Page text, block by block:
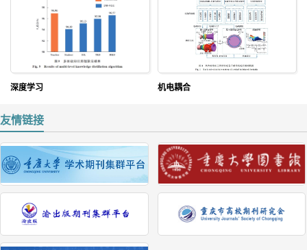
深度学习 机电耦合
友情链接